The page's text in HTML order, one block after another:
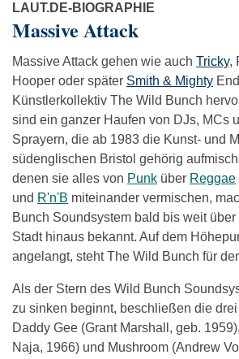
LAUT.DE-BIOGRAPHIE
Massive Attack
Massive Attack gehen wie auch Tricky,
Hooper oder später Smith & Mighty
Künstlerkollektiv The Wild Bunch
sind ein ganzer Haufen von DJs, MCs
Sprayern, die ab 1983 die Kunst- und
südenglischen Bristol gehörig
denen sie alles von Punk über Reggae
und R'n'B miteinander vermischen,
Bunch Soundsystem bald bis weit
Stadt hinaus bekannt. Auf dem
angelangt, steht The Wild Bunch für
Als der Stern des Wild Bunch
zu sinken beginnt, beschließen die
Daddy Gee (Grant Marshall, geb.
Naja, 1966) und Mushroom (Andrew